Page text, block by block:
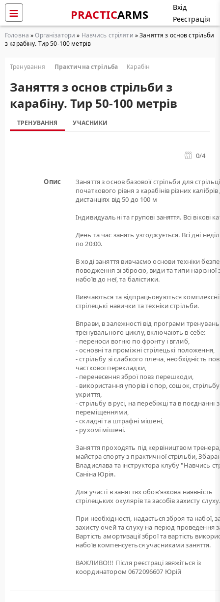
PRACTICARMS
Вхід
Реєстрація
Головна »Організатори » Навчись стріляти » Заняття з основ стрільби
з карабіну. Тир 50-100 метрів
Тренування Практична стрільба Карабін
Заняття з основ стрільби з
карабіну. Тир 50-100 метрів
ТРЕНУВАННЯ УЧАСНИКИ
0/4
Опис
Заняття з основ базовоїї стрільби для
початкового рівня з карабінів різних
дистанціях від 50 до 100 м
Індивидуальні та групові заняття. Всі вікові
День та час занять узгоджується. Всі дні
по 20:00.
В ході заняття вивчаємо основи техніки
поводження зі зброєю, види та типи нарізної
набоїв до неї, та балістики.
Вивчаються та відпрацьовуються комплексні
стрілецькі навички та техніки стрільби.
Вправи, в залежності від програми
тренувального циклу, включають в себе:
- переноси вогню по фронту і вглиб,
- основні та проміжні стрілецькі положення,
- стрільбу зі слабкого плеча, необхідність
часткової перекладки,
- перенесення зброї повз перешкоди,
- використання упорів і опор, сошок,
укриття,
- стрільбу в русі, на перебіжці та в поєднанні з
переміщеннями,
- складні та штрафні мішені,
- рухомі мішені.
Заняття проходять під кервіництвом
майстра спорту з практичної стрільби,
Владислава та інструктора клубу "Навчись
Саніна Юрія.
Для участі в заняттях обов'язкова наявність
стрілецьких окулярів та засобів захисту слуху.
При необхідності, надається зброя та набої,
захисту очей та слуху на період проведення
Вартість амортизації зброї та вартість
набоїв компенсується учасниками заняття.
ВАЖЛИВО!!! Після реєстрацї звяжіться із
координатором 0672096607 Юрій